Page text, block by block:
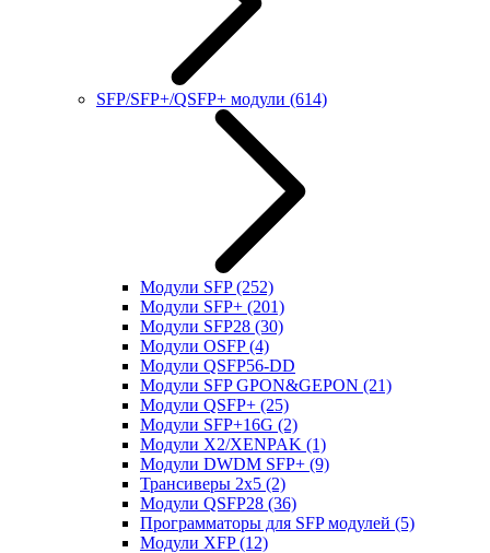
SFP/SFP+/QSFP+ модули (614)
Модули SFP(252)
Модули SFP+ (201)
Модули SFP28 (30)
Модули OSFP(4)
Модули QSFP56-DD
Модули SFP GPON&GEPON (21)
Модули QSFP+ (25)
Модули SFP+16G (2)
Модули X2/XENPAK (1)
Модули DWDM SFP+ (9)
Трансиверы 2x5 (2)
Модули QSFP28 (36)
Программаторы для SFP модулей (5)
Модули XFP(12)